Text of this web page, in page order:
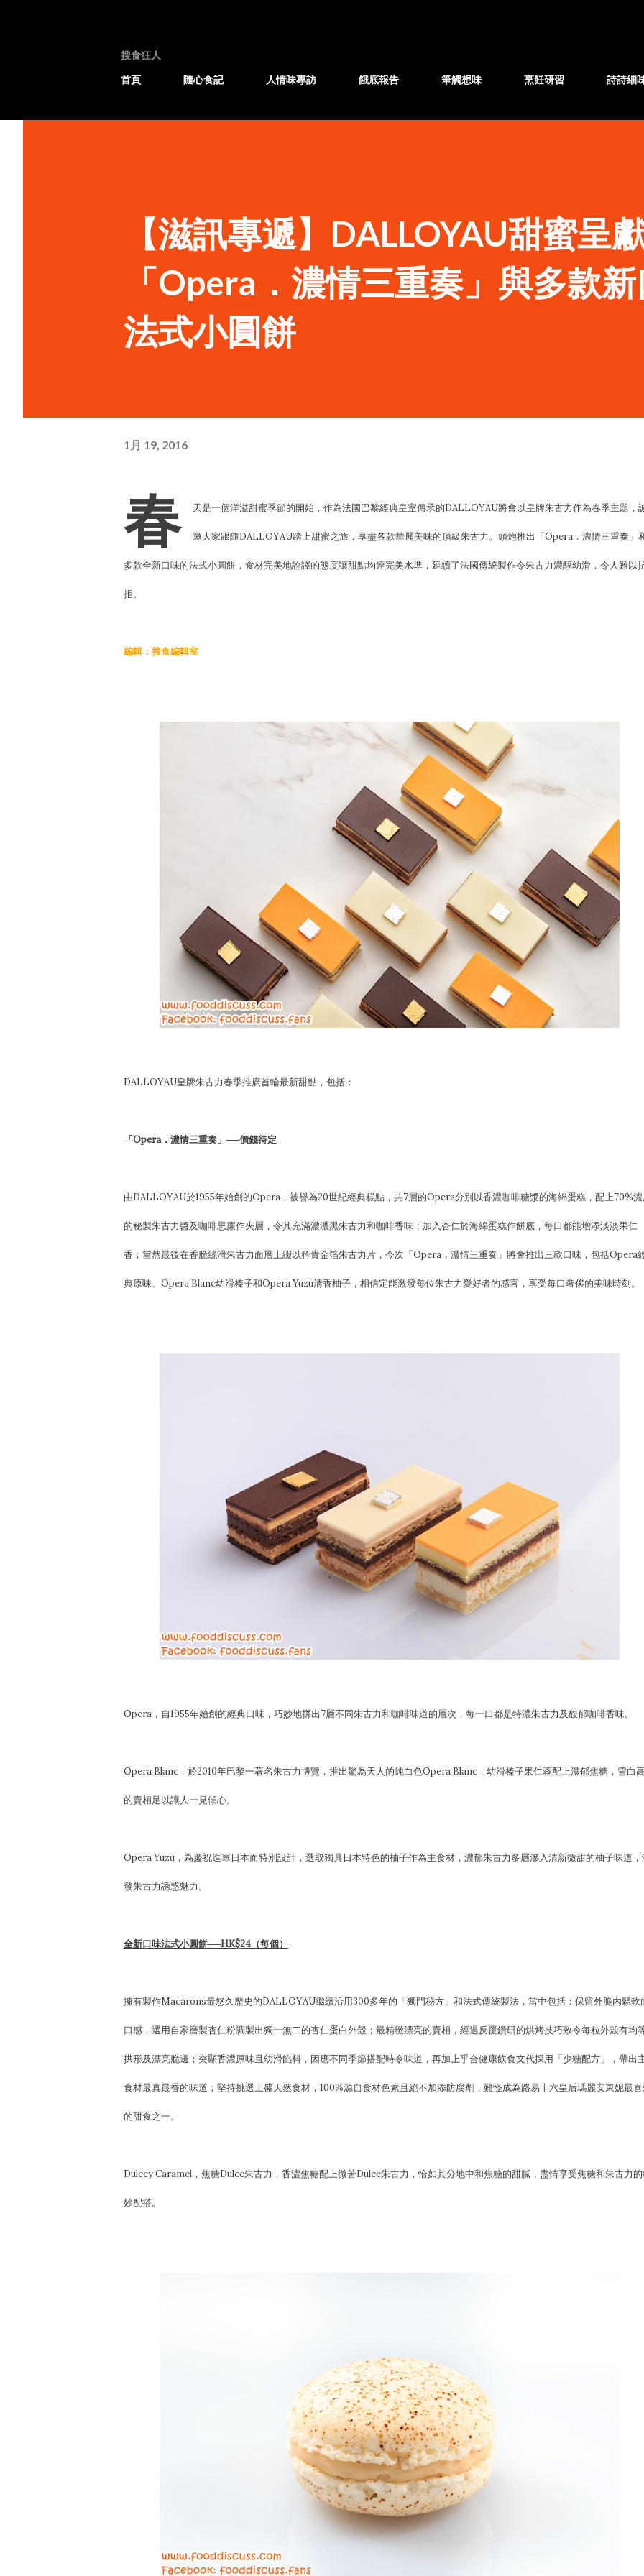
搜食狂人
首頁
隨心食記 人情味專訪 餓底報告 筆觸想味 烹飪研習 詩詩細
【滋訊專遞】DALLOYAU甜蜜呈
「Opera．濃情三重奏」與多款
法式小圓餅
1月 19, 2016
春 天是一個洋溢甜蜜季節的開始，作為法國巴黎經典皇室傳承的DALLOYAU將會以皇牌朱古力作為春季主題，
邀大家跟隨DALLOYAU踏上甜蜜之旅，享盡各款華麗美味的頂級朱古力。頭炮推出「Opera．濃情三重奏」
多款全新口味的法式小圓餅，食材完美地詮譯的態度讓甜點均逹完美水準，延續了法國傳統製作令朱古力濃醇幼滑，令人難以
拒。
編輯：搜食編輯室
DALLOYAU皇牌朱古力春季推廣首輪最新甜點，包括：
「Opera．濃情三重奏」──價錢待定
由DALLOYAU於1955年始創的Opera，被譽為20世紀經典糕點，共7層的Opera分別以香濃咖啡糖漿的海綿蛋糕，配上70%
的秘製朱古力醬及咖啡忌廉作夾層，令其充滿濃濃黑朱古力和咖啡香味；加入杏仁於海綿蛋糕作餅底，每口都能增添淡淡果仁
香；當然最後在香脆絲滑朱古力面層上綴以矜貴金箔朱古力片，今次「Opera．濃情三重奏」將會推出三款口味，包括Opera
典原味、Opera Blanc幼滑榛子和Opera Yuzu清香柚子，相信定能激發每位朱古力愛好者的感官，享受每口奢侈的美味時刻。
Opera，自1955年始創的經典口味，巧妙地拼出7層不同朱古力和咖啡味道的層次，每一口都是特濃朱古力及馥郁咖啡香味。
Opera Blanc，於2010年巴黎一著名朱古力博覽，推出驚為天人的純白色Opera Blanc，幼滑榛子果仁蓉配上濃郁焦糖，雪白
的賣相足以讓人一見傾心。
Opera Yuzu，為慶祝進軍日本而特別設計，選取獨具日本特色的柚子作為主食材，濃郁朱古力多層滲入清新微甜的柚子味道，
發朱古力誘惑魅力。
全新口味法式小圓餅──HK$24（每個）
擁有製作Macarons最悠久歷史的DALLOYAU繼續沿用300多年的「獨門秘方」和法式傳統製法，當中包括：保留外脆內鬆軟
口感，選用自家磨製杏仁粉調製出獨一無二的杏仁蛋白外殼；最精緻漂亮的賣相，經過反覆鑽研的烘烤技巧致令每粒外殼有均
拱形及漂亮脆邊；突顯香濃原味且幼滑餡料，因應不同季節搭配時令味道，再加上乎合健康飲食文代採用「少糖配方」，帶出
食材最真最香的味道；堅持挑選上盛天然食材，100%源自食材色素且絕不加添防腐劑，難怪成為路易十六皇后瑪麗安東妮最
的甜食之一。
Dulcey Caramel，焦糖Dulce朱古力，香濃焦糖配上微苦Dulce朱古力，恰如其分地中和焦糖的甜膩，盡情享受焦糖和朱古力
妙配搭。